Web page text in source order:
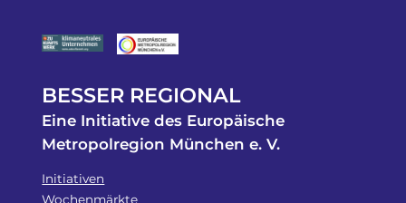
BESSER REGIONAL
Eine Initiative des Europäische
Metropolregion München e. V.
Initiativen
Wochenmärkte